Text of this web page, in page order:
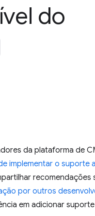
do
da plataforma de
implementar o suporte
recomendações
por outros
em adicionar